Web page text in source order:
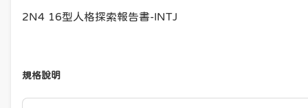
2N4 16型人格探索報告書-INTJ
規格說明